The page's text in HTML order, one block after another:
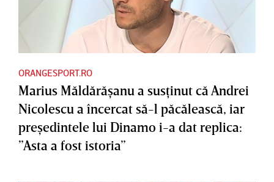
ORANGESPORT.RO
Marius Măldărăşanu a susţinut că Andrei
Nicolescu a încercat să-l păcălească, iar
preşedintele lui Dinamo i-a dat replica:
”Asta a fost istoria”